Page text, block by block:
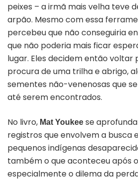
peixes – a irmã mais velha teve
arpão. Mesmo com essa
percebeu que não conseguiria
que não poderia mais ficar
lugar. Eles decidem então voltar
procura de uma trilha e abrigo,
sementes não-venenosas que
até serem encontrados.
No livro, Mat Youkee se
registros que envolvem a busca
pequenos indígenas
também o que aconteceu após
especialmente o dilema da